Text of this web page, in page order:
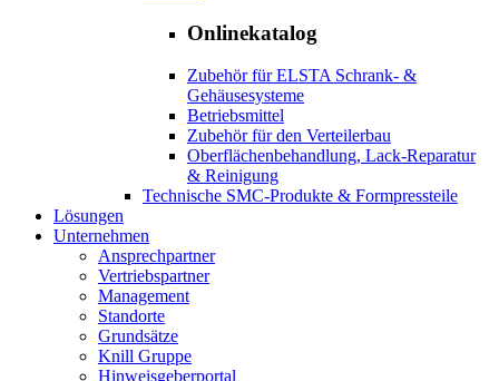
Onlinekatalog
Zubehör für ELSTA Schrank- &
Gehäusesysteme
Betriebsmittel
Zubehör für den Verteilerbau
Oberflächenbehandlung, Lack-Reparatur
& Reinigung
Technische SMC-Produkte & Formpressteile
Lösungen
Unternehmen
Ansprechpartner
Vertriebspartner
Management
Standorte
Grundsätze
Knill Gruppe
Hinweisgeberportal